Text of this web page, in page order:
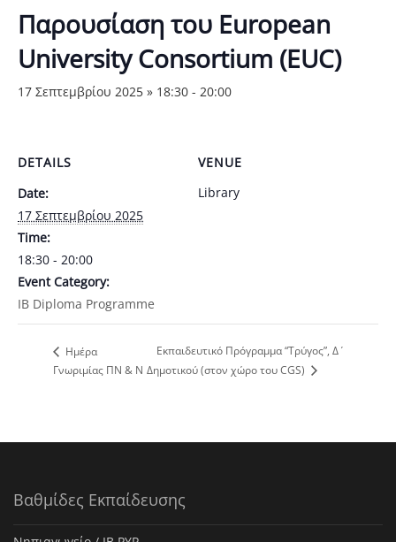
Παρουσίαση του European
University Consortium (EUC)
17 Σεπτεμβρίου 2025 » 18:30 - 20:00
DETAILS
Date:
17 Σεπτεμβρίου 2025
Time:
18:30 - 20:00
Event Category:
IB Diploma Programme
VENUE
Library
Ημέρα
Γνωριμίας ΠΝ & Ν
Εκπαιδευτικό Πρόγραμμα “Τρύγος”, Δ΄
Δημοτικού (στον χώρο του CGS)
Βαθμίδες Εκπαίδευσης